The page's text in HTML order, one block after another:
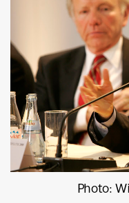
Photo: